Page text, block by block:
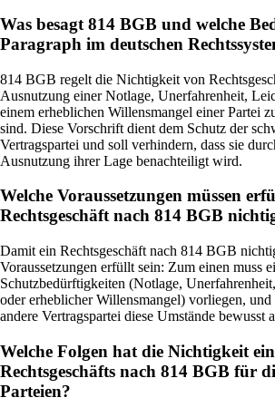
Was besagt 814 BGB und welche
Paragraph im deutschen
814 BGB regelt die Nichtigkeit von
Ausnutzung einer Notlage, Unerfahrenheit,
einem erheblichen Willensmangel einer Partei
sind. Diese Vorschrift dient dem Schutz der
Vertragspartei und soll verhindern, dass sie
Ausnutzung ihrer Lage benachteiligt wird.
Welche Voraussetzungen müssen
Rechtsgeschäft nach 814 BGB
Damit ein Rechtsgeschäft nach 814 BGB
Voraussetzungen erfüllt sein: Zum einen muss
Schutzbedürftigkeiten (Notlage,
oder erheblicher Willensmangel) vorliegen, und
andere Vertragspartei diese Umstände bewusst
Welche Folgen hat die Nichtigkeit
Rechtsgeschäfts nach 814 BGB für
Parteien?